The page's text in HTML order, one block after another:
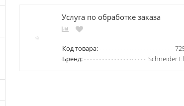
Услуга по обработке заказа
Код товара:
Бренд:
Schneider